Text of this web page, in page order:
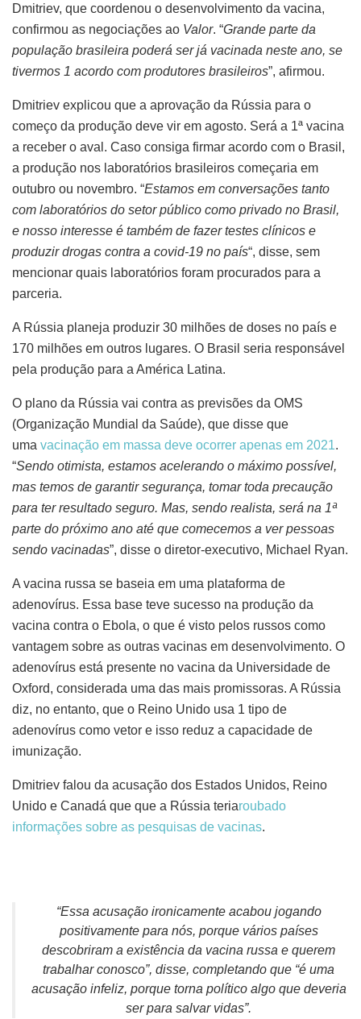
Dmitriev, que coordenou o desenvolvimento da vacina,
confirmou as negociações ao Valor. “Grande parte da
população brasileira poderá ser já vacinada neste ano, se
tivermos 1 acordo com produtores brasileiros”, afirmou.
Dmitriev explicou que a aprovação da Rússia para o
começo da produção deve vir em agosto. Será a 1ª vacina
a receber o aval. Caso consiga firmar acordo com o Brasil,
a produção nos laboratórios brasileiros começaria em
outubro ou novembro. “Estamos em conversações tanto
com laboratórios do setor público como privado no Brasil,
e nosso interesse é também de fazer testes clínicos e
produzir drogas contra a covid-19 no país“, disse, sem
mencionar quais laboratórios foram procurados para a
parceria.
A Rússia planeja produzir 30 milhões de doses no país e
170 milhões em outros lugares. O Brasil seria responsável
pela produção para a América Latina.
O plano da Rússia vai contra as previsões da OMS
(Organização Mundial da Saúde), que disse que
uma vacinação em massa deve ocorrer apenas em 2021.
“Sendo otimista, estamos acelerando o máximo possível,
mas temos de garantir segurança, tomar toda precaução
para ter resultado seguro. Mas, sendo realista, será na 1ª
parte do próximo ano até que comecemos a ver pessoas
sendo vacinadas”, disse o diretor-executivo, Michael Ryan.
A vacina russa se baseia em uma plataforma de
adenovírus. Essa base teve sucesso na produção da
vacina contra o Ebola, o que é visto pelos russos como
vantagem sobre as outras vacinas em desenvolvimento. O
adenovírus está presente no vacina da Universidade de
Oxford, considerada uma das mais promissoras. A Rússia
diz, no entanto, que o Reino Unido usa 1 tipo de
adenovírus como vetor e isso reduz a capacidade de
imunização.
Dmitriev falou da acusação dos Estados Unidos, Reino
Unido e Canadá que que a Rússia teriaroubado
informações sobre as pesquisas de vacinas.
“Essa acusação ironicamente acabou jogando
positivamente para nós, porque vários países
descobriram a existência da vacina russa e querem
trabalhar conosco”, disse, completando que “é uma
acusação infeliz, porque torna político algo que deveria
ser para salvar vidas”.